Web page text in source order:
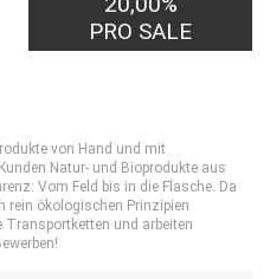
PRO SALE
von Hand und mit
Natur- und Bioprodukte aus
Vom Feld bis in die Flasche. Da
rein ökologischen Prinzipien
und arbeiten